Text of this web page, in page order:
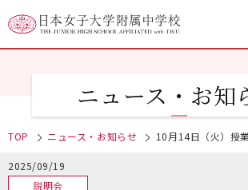
ニュース・お知
TOP ニュース・お知らせ 10月14日（火）授
2025/09/19
説明会